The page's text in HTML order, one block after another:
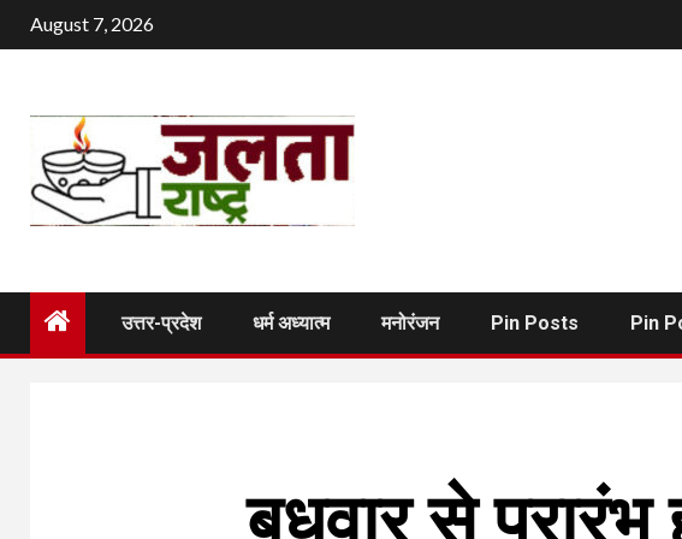
Skip
to
August 7, 2026
उत्तर-प्रदेश धर्म अध्यात्म मनोरंजन Pin Posts Pin
बुधवार से प्रारंभ